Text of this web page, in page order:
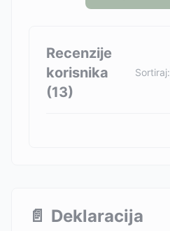
Recenzije
korisnika
(13)
Sortiraj:
📄 Deklaracija